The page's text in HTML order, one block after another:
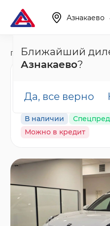
Азнакаево
Ближайший
Азнакаево?
Да, все верно
Главная Каталог Новые
белый
В наличии
Можно в кредит